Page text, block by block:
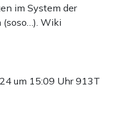
im System der
Wiki
um 15:09 Uhr913T